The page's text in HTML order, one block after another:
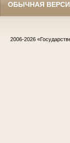
ОБЫЧНАЯ
2006-2026